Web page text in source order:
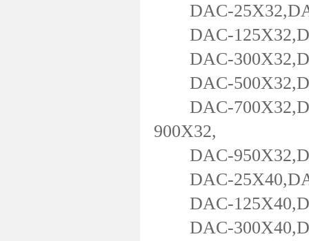
DAC-
DAC-
DAC-
DAC-
DAC-
900X32,
DAC-
DAC-
DAC-
DAC-